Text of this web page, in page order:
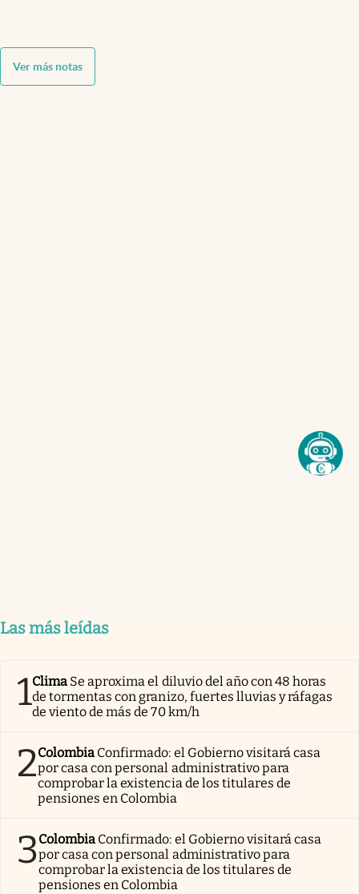
Ver más notas
Las más leídas
1Clima Se aproxima el diluvio del año con 48 horas
de tormentas con granizo, fuertes lluvias y ráfagas
de viento de más de 70 km/h
2Colombia Confirmado: el Gobierno visitará casa
por casa con personal administrativo para
comprobar la existencia de los titulares de
pensiones en Colombia
3Colombia Confirmado: el Gobierno visitará casa
por casa con personal administrativo para
comprobar la existencia de los titulares de
pensiones en Colombia